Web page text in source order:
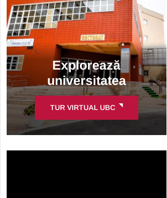
Explorează
universitatea
TUR VIRTUAL UBC